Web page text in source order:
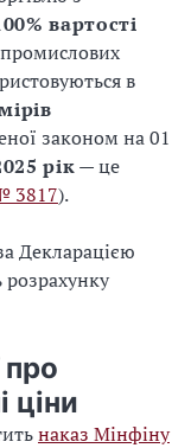
вартості
в
законом на 01
рік— це
3817).
Декларацією
ціни
наказ Мінфіну